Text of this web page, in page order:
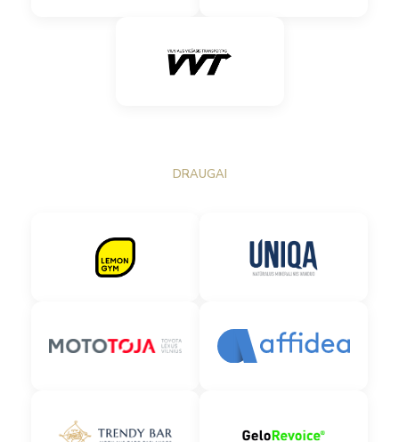
DRAUGAI